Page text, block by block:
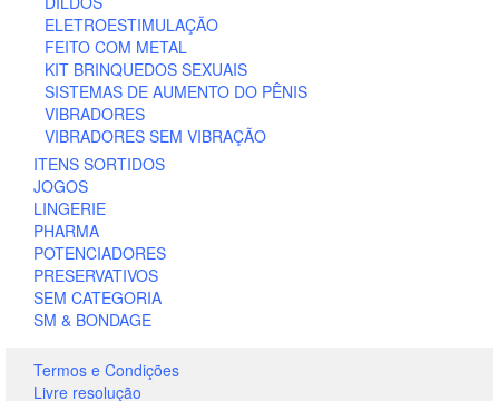
ELETROESTIMULAÇÃO
FEITO COM METAL
KIT BRINQUEDOS SEXUAIS
SISTEMAS DE AUMENTO DO PÊNIS
VIBRADORES
VIBRADORES SEM VIBRAÇÃO
ITENS SORTIDOS
JOGOS
LINGERIE
PHARMA
POTENCIADORES
PRESERVATIVOS
SEM CATEGORIA
SM & BONDAGE
Termos e Condições
Livre resolução